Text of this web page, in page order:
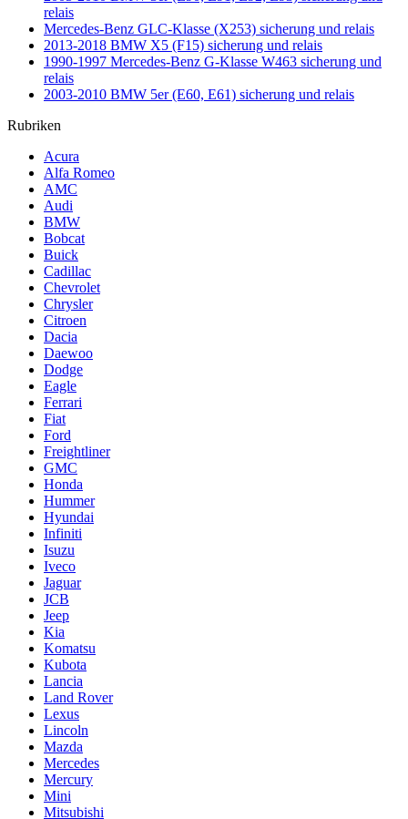
relais
Mercedes-Benz GLC-Klasse (X253) sicherung und relais
2013-2018 BMW X5 (F15) sicherung und relais
1990-1997 Mercedes-Benz G-Klasse W463 sicherung und
relais
2003-2010 BMW 5er (E60, E61) sicherung und relais
Rubriken
Acura
Alfa Romeo
AMC
Audi
BMW
Bobcat
Buick
Cadillac
Chevrolet
Chrysler
Citroen
Dacia
Daewoo
Dodge
Eagle
Ferrari
Fiat
Ford
Freightliner
GMC
Honda
Hummer
Hyundai
Infiniti
Isuzu
Iveco
Jaguar
JCB
Jeep
Kia
Komatsu
Kubota
Lancia
Land Rover
Lexus
Lincoln
Mazda
Mercedes
Mercury
Mini
Mitsubishi